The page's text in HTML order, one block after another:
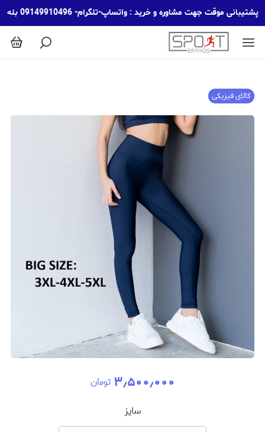
پشتیبانی موقت جهت مشاوره و خرید : واتساپ-تلگرام- 09149910496 بله
کالای فیزیکی
۳٫۵۰۰٫۰۰۰ تومان
سایز